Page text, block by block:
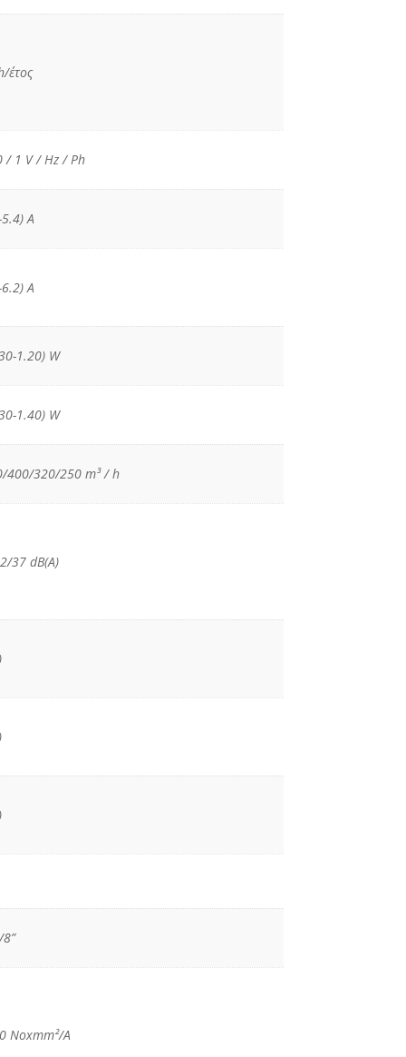
έτος
/ 1 V / Hz / Ph
A
A
1.20) W
1.40) W
400/320/250 m³ / h
37 dB(A)
Noxmm²/A